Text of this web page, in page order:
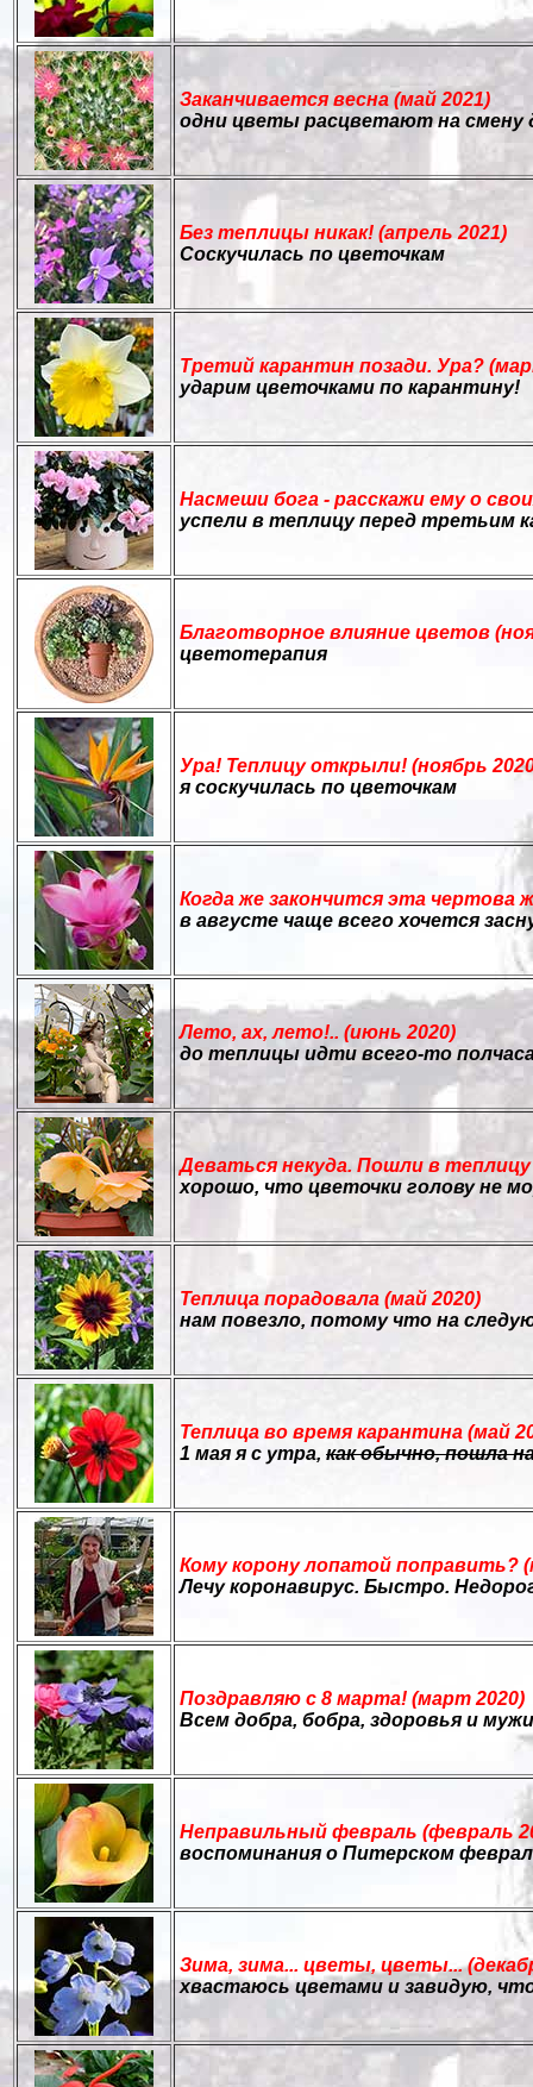
Заканчивается весна (май 2021)
одни цветы расцветают на смену
Без теплицы никак! (апрель 2021)
Соскучилась по цветочкам
Третий карантин позади. Ура?
ударим цветочками по карантину!
Насмеши бога - расскажи ему о
успели в теплицу перед третьим
Благотворное влияние цветов
цветотерапия
Ура! Теплицу открыли! (ноябрь
я соскучилась по цветочкам
Когда же закончится эта чертова
в августе чаще всего хочется
Лето, ах, лето!.. (июнь 2020)
до теплицы идти всего-то
Деваться некуда. Пошли в теплицу
хорошо, что цветочки голову не
Теплица порадовала (май 2020)
нам повезло, потому что на
Теплица во время карантина (май
1 мая я с утра, как обычно, пошла
Кому корону лопатой поправить?
Лечу коронавирус. Быстро.
Поздравляю с 8 марта! (март 2020)
Всем добра, бобра, здоровья и
Неправильный февраль (февраль
воспоминания о Питерском
Зима, зима... цветы, цветы...
хвастаюсь цветами и завидую,